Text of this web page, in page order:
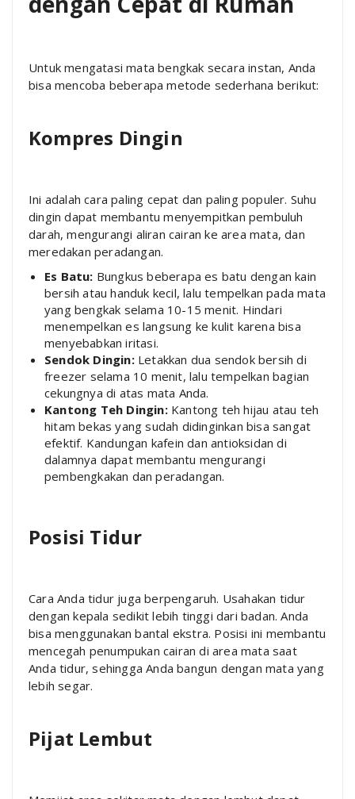
Untuk mengatasi mata bengkak secara instan, Anda
bisa mencoba beberapa metode sederhana berikut:
Kompres Dingin
Ini adalah cara paling cepat dan paling populer. Suhu
dingin dapat membantu menyempitkan pembuluh
darah, mengurangi aliran cairan ke area mata, dan
meredakan peradangan.
Es Batu: Bungkus beberapa es batu dengan kain
bersih atau handuk kecil, lalu tempelkan pada mata
yang bengkak selama 10-15 menit. Hindari
menempelkan es langsung ke kulit karena bisa
menyebabkan iritasi.
Sendok Dingin:Letakkan dua sendok bersih di
freezer selama 10 menit, lalu tempelkan bagian
cekungnya di atas mata Anda.
Kantong Teh Dingin:Kantong teh hijau atau teh
hitam bekas yang sudah didinginkan bisa sangat
efektif. Kandungan kafein dan antioksidan di
dalamnya dapat membantu mengurangi
pembengkakan dan peradangan.
Posisi Tidur
Cara Anda tidur juga berpengaruh. Usahakan tidur
dengan kepala sedikit lebih tinggi dari badan. Anda
bisa menggunakan bantal ekstra. Posisi ini membantu
mencegah penumpukan cairan di area mata saat
Anda tidur, sehingga Anda bangun dengan mata yang
lebih segar.
Pijat Lembut